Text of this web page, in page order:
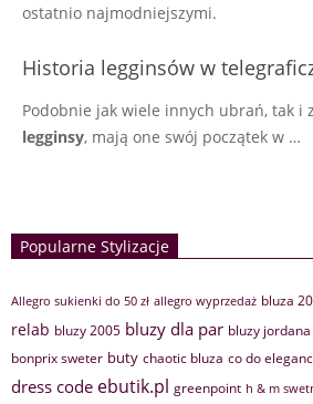
ostatnio najmodniejszymi.
Historia legginsów w
Podobnie jak wiele innych ubrań, tak i
legginsy, mają one swój początek w …
Popularne Stylizacje
Allegro sukienki do 50 zł allegro wyprzedaż bluza
relab bluzy 2005 bluzy dla par bluzy jordana
bonprix sweter buty chaotic bluza co do
dress code ebutik.pl greenpoint h & m